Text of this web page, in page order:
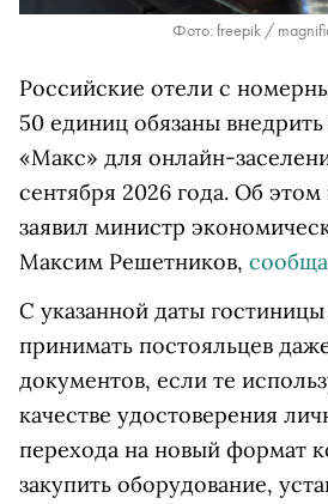
Фото: freepik /
Российские отели с
50 единиц обязаны
«Макс» для онлайн-
сентября 2026 года. Об
заявил министр
Максим Решетников,
С указанной даты
принимать постояльцев
документов, если те
качестве удостоверения
перехода на новый формат
закупить оборудование,